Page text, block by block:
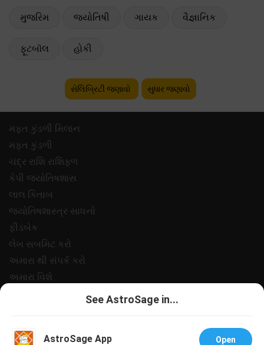
મુજરિમ જ્યોતિષી ગાયક વૈજ્ઞાનિક
ફૂટબૉલ હોકી
સેલિબ્રિટી જણાવો સુધાર જણાવો
મફ્ત કુંડળી મિલાન
મફ્ત કુંડળી
ચંદ્ર રાશિ રાશિફળ
કેપી જ્યોતિષશાસ
લાલ કિતાબ
જ્યોતિષશાસ્ત્ર સાધનો
ફીડબેક
લેખ સબમિટ કરો
અમારા થી સંપર્ક કરો
અમારા વિશે
See AstroSage in...
AstroSage App Open